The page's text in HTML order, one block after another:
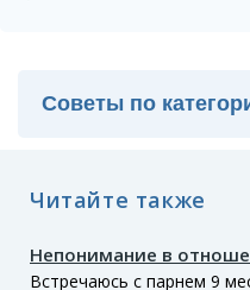
Читайте также
Непонимание в
Встречаюсь с парнем 9